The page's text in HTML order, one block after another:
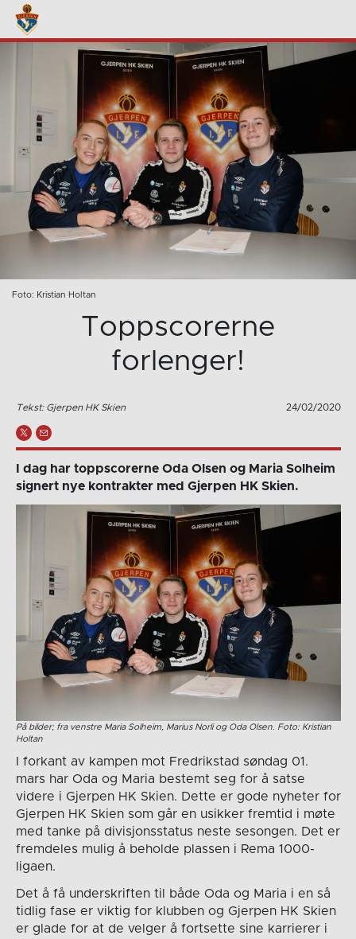
Foto: Kristian Holtan
Toppscorerne
forlenger!
Tekst: Gjerpen HK Skien 24/02/2020
I dag har toppscorerne Oda Olsen og Maria Solheim
signert nye kontrakter med Gjerpen HK Skien.
På bilder; fra venstre Maria Solheim, Marius Norli og Oda Olsen. Foto: Kristian
Holtan
I forkant av kampen mot Fredrikstad søndag 01.
mars har Oda og Maria bestemt seg for å satse
videre i Gjerpen HK Skien. Dette er gode nyheter for
Gjerpen HK Skien som går en usikker fremtid i møte
med tanke på divisjonsstatus neste sesongen. Det er
fremdeles mulig å beholde plassen i Rema 1000-
ligaen.
Det å få underskriften til både Oda og Maria i en så
tidlig fase er viktig for klubben og Gjerpen HK Skien
er glade for at de velger å fortsette sine karrierer i